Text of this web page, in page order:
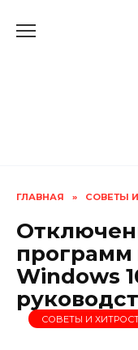
ГЛАВНАЯ » СОВЕТЫ
программ
Windows
СОВЕТЫ И